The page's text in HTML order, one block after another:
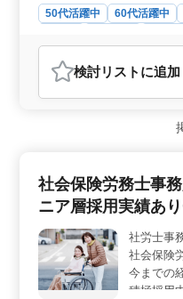
す *歓迎
50代活躍中 60代活躍中
おすすめポイント
＜魅力的なポイント＞
事施工管理のポジション
定年退職者まで幅広い年
す。社会保険完備で安
など重要な業務を担当
生＞ 年収550万円〜700
す。さらに、社用車や帰
います。長岡京駅からの
検討リスト に追加
社会保険労務士事
ニア層採用実績あ
社会保険
今までの
積極採用